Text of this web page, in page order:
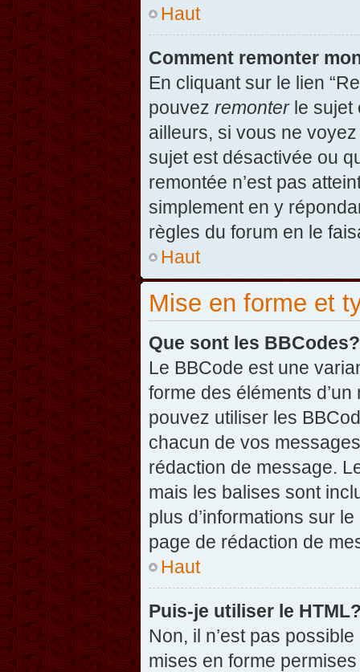
Haut
Comment remonter
En cliquant sur le lien
pouvez remonterle sujet
ailleurs, si vous ne
sujet est désactivée ou
remontée n’est pas
simplement en y
règles du forum en le
Haut
Mise en forme et
Que sont les BBCodes?
Le BBCode est une
forme des éléments
pouvez utiliser les
chacun de vos
rédaction de message.
mais les balises sont
plus d’informations sur
page de rédaction de
Haut
Puis-je utiliser le
Non, il n’est pas
mises en forme